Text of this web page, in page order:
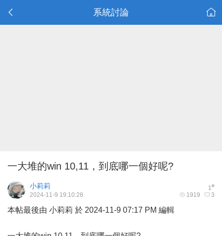
系統討論
一大堆的win 10,11，到底哪一個好呢?
1#
小莉莉
1919 3
2024-11-9 19:10:28
本帖最後由 小莉莉 於 2024-11-9 07:17 PM 編輯